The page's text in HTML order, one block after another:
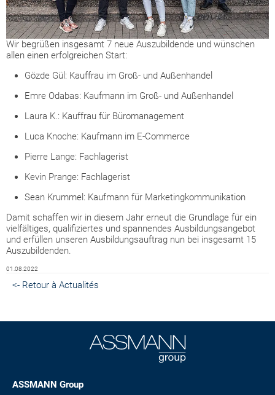
Wir begrüßen insgesamt 7 neue Auszubildende und wünschen
allen einen erfolgreichen Start:
Gözde Gül: Kauffrau im Groß- und Außenhandel
Emre Odabas: Kaufmann im Groß- und Außenhandel
Laura K.: Kauffrau für Büromanagement
Luca Knoche: Kaufmann im E-Commerce
Pierre Lange: Fachlagerist
Kevin Prange: Fachlagerist
Sean Krummel: Kaufmann für Marketingkommunikation
Damit schaffen wir in diesem Jahr erneut die Grundlage für ein
vielfältiges, qualifiziertes und spannendes Ausbildungsangebot
und erfüllen unseren Ausbildungsauftrag nun bei insgesamt 15
Auszubildenden.
01.08.2022
<- Retour à Actualités
ASSMANN Group